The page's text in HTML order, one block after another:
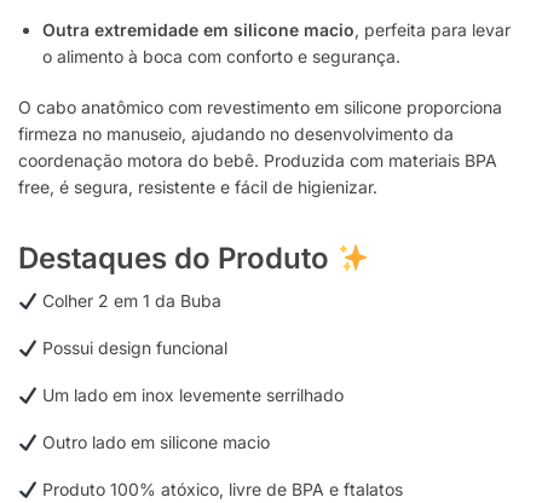
Outra extremidade em silicone macio, perfeita para levar
o alimento à boca com conforto e segurança.
O cabo anatômico com revestimento em silicone proporciona
firmeza no manuseio, ajudando no desenvolvimento da
coordenação motora do bebê. Produzida com materiais BPA
free, é segura, resistente e fácil de higienizar.
Destaques do Produto
Colher 2 em 1 da Buba
Possui design funcional
Um lado em inox levemente serrilhado
Outro lado em silicone macio
Produto 100% atóxico, livre de BPA e ftalatos